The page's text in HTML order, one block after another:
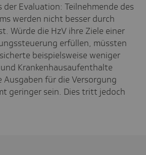
der Evaluation: Teilnehmende des
werden nicht besser durch
Würde die HzV ihre Ziele einer
erfüllen, müssten
beispielsweise weniger
Krankenhausaufenthalte
Ausgaben für die Versorgung
geringer sein. Dies tritt jedoch